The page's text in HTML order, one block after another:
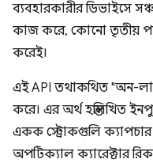
ব্যবহারকারীর ডিভাইসে
কাজ করে, কোনো তৃতীয়
করেই।
এই API তথাকথিত "অন-
করে। এর অর্থ হস্তলিখিত
একক স্ট্রোকগুলি ক্যাপচার
অপটিক্যাল ক্যারেক্টার